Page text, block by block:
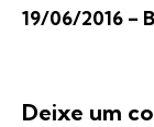
19/06/2016 –
Deixe um